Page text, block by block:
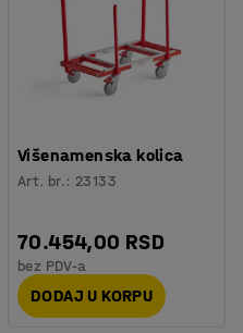
Višenamenska kolica
Art. br.: 23133
70.454,00 RSD
bez PDV-a
DODAJ U KORPU